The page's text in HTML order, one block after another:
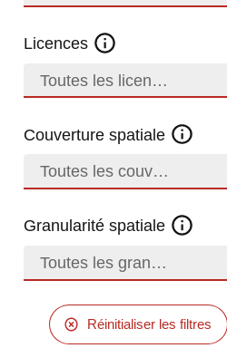
Licences
Toutes les licences
Couverture spatiale
Toutes les couvertures
Granularité spatiale
Toutes les granularités
Réinitialiser les filtres